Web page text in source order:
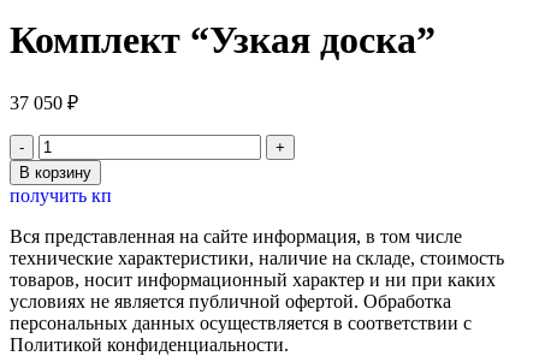
Комплект “Узкая доска”
37 050 ₽
Количество
товара
Комплект
"Узкая
доска"
В корзину
получить кп
Вся представленная на сайте информация, в том числе
технические характеристики, наличие на складе, стоимость
товаров, носит информационный характер и ни при каких
условиях не является публичной офертой. Обработка
персональных данных осуществляется в соответствии с
Политикой конфиденциальности.